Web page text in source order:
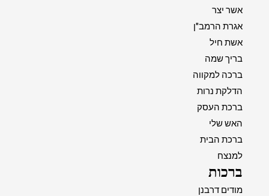
אשר יצר
אגרת הרמב"ן
אשת חיל
בריך שמה
ברכה למקווה
הדלקת נרות
ברכת העסק
האש שלי
ברכת הבית
למנצח
ברכות
מודים דרבנן